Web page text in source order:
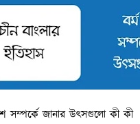
সম্পর্কে জানার উৎসগুলো কী কী